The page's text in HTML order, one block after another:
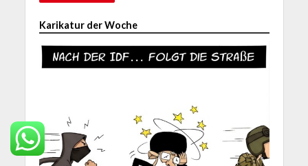
Karikatur der Woche